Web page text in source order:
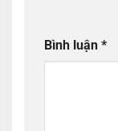
Bình luận *